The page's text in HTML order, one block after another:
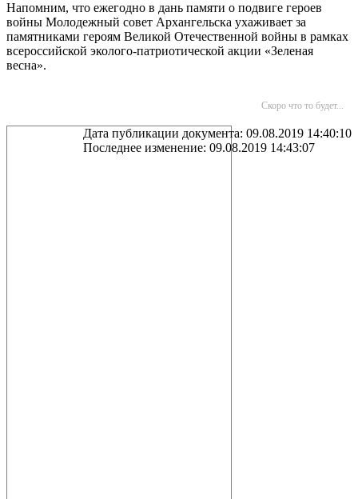
Напомним, что ежегодно в дань памяти о подвиге героев
войны Молодежный совет Архангельска ухаживает за
памятниками героям Великой Отечественной войны в рамках
всероссийской эколого-патриотической акции «Зеленая
весна».
Скоро что то будет...
Дата публикации документа: 09.08.2019 14:40:10
Последнее изменение: 09.08.2019 14:43:07